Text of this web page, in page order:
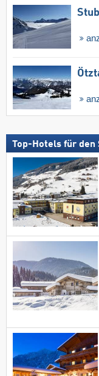
Top-Hotels für den